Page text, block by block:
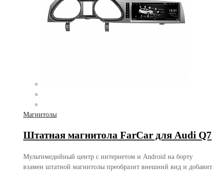
Магнитолы
Штатная магнитола FarCar для Audi Q7
Мультимедийный центр с интернетом и Android на борту
взамен штатной магнитолы преобразит внешний вид и добавит